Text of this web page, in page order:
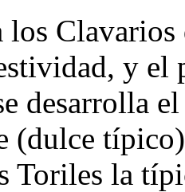
Clavarios
y el
desarrolla
(dulce
Toriles la